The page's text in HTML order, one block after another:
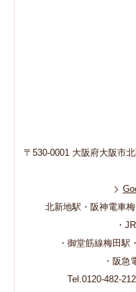
〒530-0001 大阪府大阪市
北新地駅・阪神電車
・
・御堂筋線梅田駅
・阪急
Tel.0120-482-